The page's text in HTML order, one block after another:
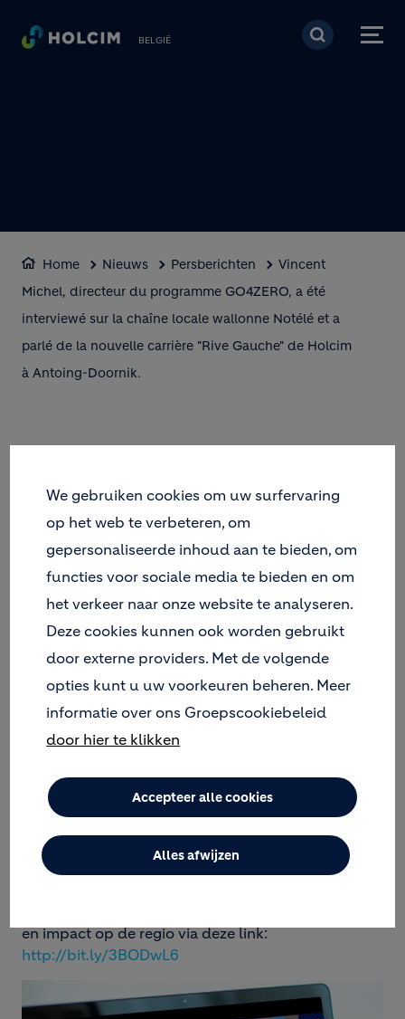
Overslaan en naar de
BELGIË
Home Nieuws Persberichten
Vincent
Michel, directeur du programme GO4ZERO, a été
interviewé sur la chaîne locale wallonne Notélé et a
parlé de la nouvelle carrière "Rive Gauche" de Holcim
à Antoing-Doornik.
VINCENT MICHEL,
DIRECTEUR VAN HET
GO4ZERO-PROGRAMMA,
WERD GEÏNTERVIEWD OP
DE LOKALE WAALSE
ZENDER NOTÉLÉ EN
SPRAK OVER HOLCIMS
NIEUWE "RIVE GAUCHE"
STEENGROEVE IN
ANTOING-DOORNIK.
en impact op de regio via deze link:
http://bit.ly/3BODwL6
We gebruiken cookies om uw surfervaring
op het web te verbeteren, om
gepersonaliseerde inhoud aan te bieden, om
functies voor sociale media te bieden en om
het verkeer naar onze website te analyseren.
Deze cookies kunnen ook worden gebruikt
door externe providers. Met de volgende
opties kunt u uw voorkeuren beheren. Meer
informatie over ons Groepscookiebeleid
door hier te klikken
Accepteer alle cookies
Alles afwijzen